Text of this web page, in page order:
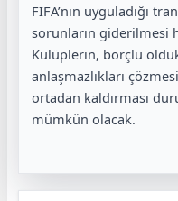
FIFA’nın uyguladığı
sorunların giderilmesi
Kulüplerin, borçlu
anlaşmazlıkları
ortadan kaldırması
mümkün olacak.